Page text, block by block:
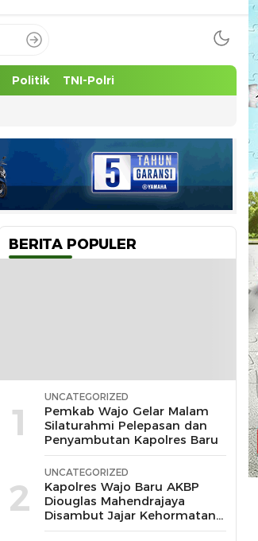
Politik TNI-Polri
BERITA POPULER
1
UNCATEGORIZED
Pemkab Wajo Gelar Malam
Silaturahmi Pelepasan dan
Penyambutan Kapolres Baru
2
UNCATEGORIZED
Kapolres Wajo Baru AKBP
Diouglas Mahendrajaya
Disambut Jajar Kehormatan
dan Tari Padduppa